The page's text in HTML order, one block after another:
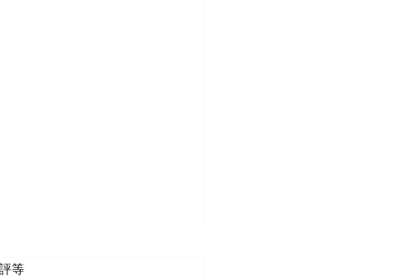
5 顆星）。
等